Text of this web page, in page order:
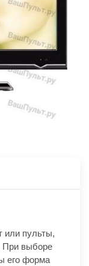
или пульты,
При выборе
его форма